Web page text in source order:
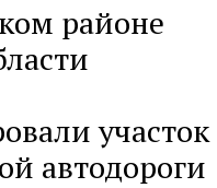
районе
участок
автодороги